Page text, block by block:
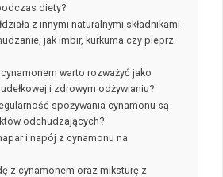
diety?
z innymi naturalnymi składnikami
jak imbir, kurkuma czy pieprz
warto rozważyć jako
i zdrowym odżywianiu?
spożywania cynamonu są
odchudzających?
i napój z cynamonu na
z cynamonem oraz miksturę z